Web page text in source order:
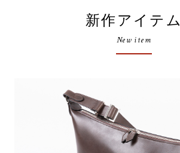
新作アイテム
New item